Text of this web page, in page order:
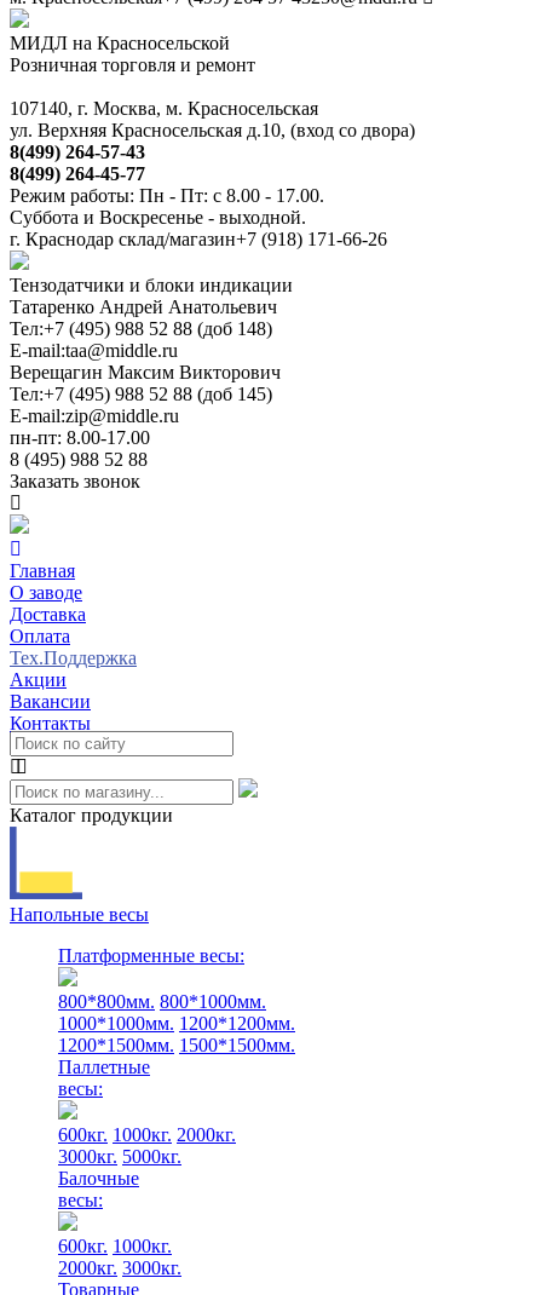
МИДЛ на Красносельской
Розничная торговля и ремонт
107140, г. Москва, м. Красносельская
ул. Верхняя Красносельская д.10, (вход со двора)
8(499) 264-57-43
8(499) 264-45-77
Режим работы: Пн - Пт: с 8.00 - 17.00.
Суббота и Воскресенье - выходной.
г. Краснодар склад/магазин+7 (918) 171-66-26
Тензодатчики и блоки индикации
Татаренко Андрей Анатольевич
Тел:+7 (495) 988 52 88 (доб 148)
E-mail:taa@middle.ru
Верещагин Максим Викторович
Тел:+7 (495) 988 52 88 (доб 145)
E-mail:zip@middle.ru
пн-пт: 8.00-17.00
8 (495) 988 52 88
Заказать звонок
Главная
О заводе
Доставка
Оплата
Тех.Поддержка
Акции
Вакансии
Контакты
Каталог продукции
Напольные весы
Платформенные весы:
800*800мм. 800*1000мм.
1000*1000мм. 1200*1200мм.
1200*1500мм. 1500*1500мм.
Паллетные
весы:
600кг. 1000кг. 2000кг.
3000кг. 5000кг.
Балочные
весы:
600кг. 1000кг.
2000кг. 3000кг.
Товарные